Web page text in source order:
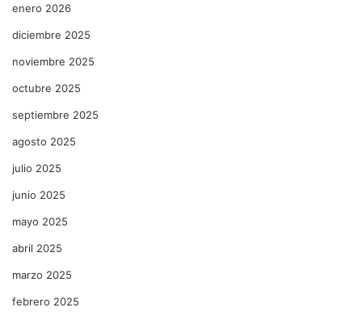
enero 2026
diciembre 2025
noviembre 2025
octubre 2025
septiembre 2025
agosto 2025
julio 2025
junio 2025
mayo 2025
abril 2025
marzo 2025
febrero 2025